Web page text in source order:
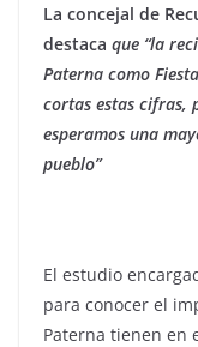
La concejal de
destaca que “la
Paterna como
cortas estas cifras,
esperamos una
pueblo”
El estudio
para conocer el
Paterna tienen en